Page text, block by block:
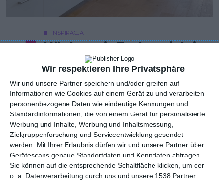
Wir respektieren Ihre Privatsphäre
Wir und unsere Partner speichern und/oder greifen auf
Informationen wie Cookies auf einem Gerät zu und verarbeiten
personenbezogene Daten wie eindeutige Kennungen und
Standardinformationen, die von einem Gerät für personalisierte
Werbung und Inhalte, Werbung und Inhaltsmessung,
Zielgruppenforschung und Serviceentwicklung gesendet
werden.
Mit Ihrer Erlaubnis dürfen wir und unsere Partner über
Gerätescans genaue Standortdaten und Kenndaten abfragen.
Sie können auf die entsprechende Schaltfläche klicken, um der
o. a. Datenverarbeitung durch uns und unsere 1538 Partner
INSPIRACJA
Küche mit Essbereich in
einem Mehrfamilienhaus
Küche mit Essbereich in Blockbauweise und 3d-Fliesen über
der Küchenarbeitsplatte
AUTOR: Redakcja AboutDecor
ZU DEN FAVORITEN HINZUFÜGEN
TEILEN